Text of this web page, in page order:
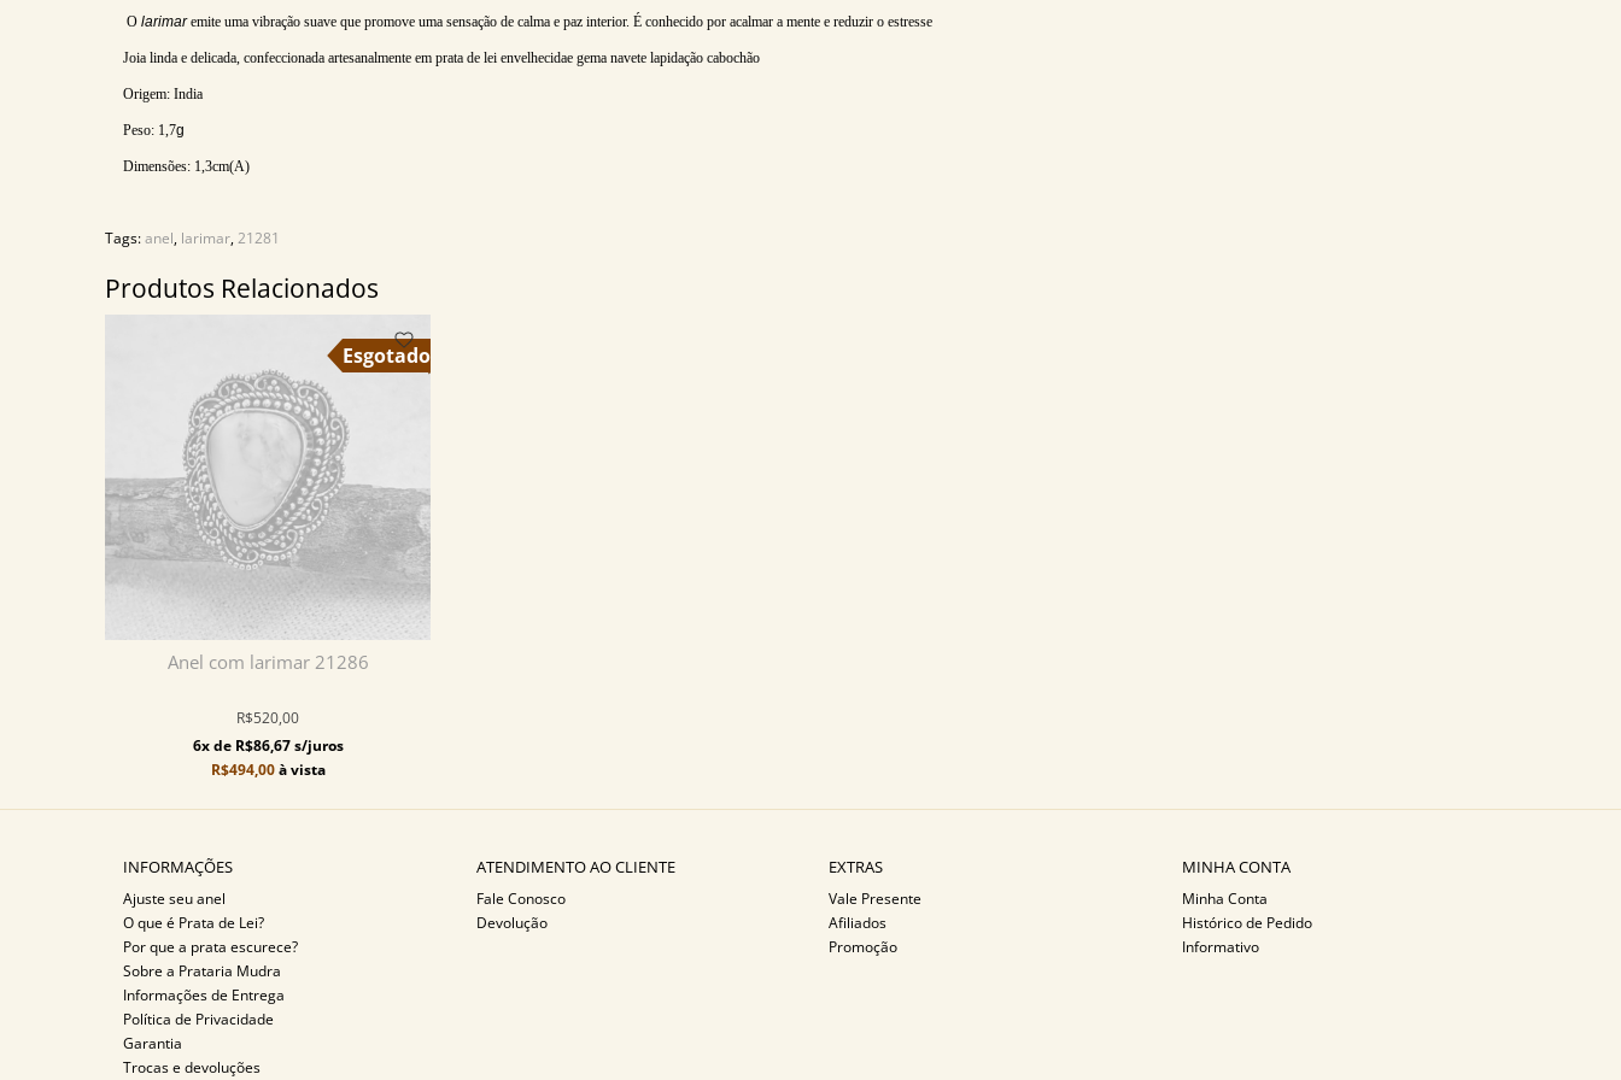
O larimaremite uma vibração suave que promove uma sensação de calma e paz interior. É conhecido por acalmar a mente e reduzir o estresse
Joia linda e delicada, confeccionada artesanalmente em prata de lei envelhecidae gema navete lapidação cabochão
Origem: India
Peso: 1,7g
Dimensões: 1,3cm(A)
Tags:anel, larimar,21281
Produtos Relacionados
Anel com larimar 21286
R$520,00
6x de R$86,67 s/juros
R$494,00à vista
INFORMAÇÕES
Ajuste seu anel
O que é Prata de Lei?
Por que a prata escurece?
Sobre a Prataria Mudra
Informações de Entrega
Política de Privacidade
Garantia
Trocas e devoluções
ATENDIMENTO AO CLIENTE
Fale Conosco
Devolução
EXTRAS
Vale Presente
Afiliados
Promoção
MINHA CONTA
Minha Conta
Histórico de Pedido
Informativo